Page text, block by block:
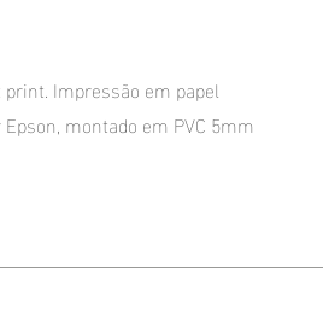
Impressão em papel
montado em PVC 5mm